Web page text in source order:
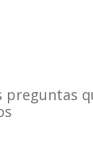
preguntas